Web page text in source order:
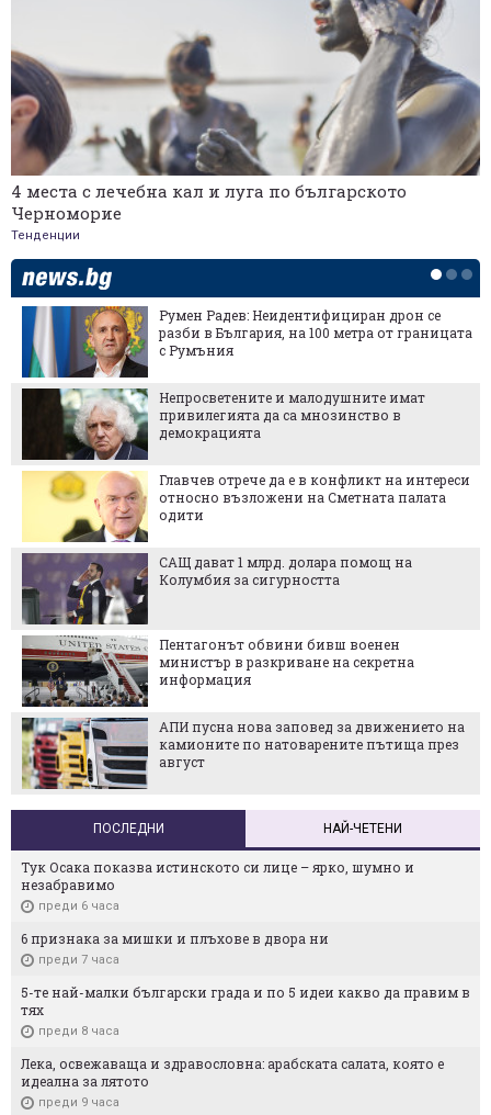
4 места с лечебна кал и луга по българското
Черноморие
Тенденции
Румен Радев: Неидентифициран дрон се
разби в България, на 100 метра от границата
с Румъния
Непросветените и малодушните имат
привилегията да са мнозинство в
демокрацията
Главчев отрече да е в конфликт на интереси
относно възложени на Сметната палата
одити
САЩ дават 1 млрд. долара помощ на
Колумбия за сигурността
Пентагонът обвини бивш военен
министър в разкриване на секретна
информация
АПИ пусна нова заповед за движението на
камионите по натоварените пътища през
август
ПОСЛЕДНИ НАЙ-ЧЕТЕНИ
Тук Осака показва истинското си лице – ярко, шумно и
незабравимо
преди 6 часа
6 признака за мишки и плъхове в двора ни
преди 7 часа
5-те най-малки български градa и по 5 идеи какво да правим в
тях
преди 8 часа
Лека, освежаваща и здравословна: арабската салата, която е
идеална за лятото
преди 9 часа